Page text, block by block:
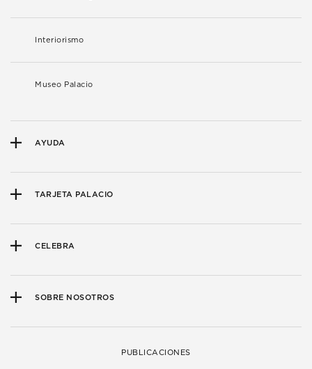
Interiorismo
Museo Palacio
AYUDA
TARJETA PALACIO
CELEBRA
SOBRE NOSOTROS
PUBLICACIONES